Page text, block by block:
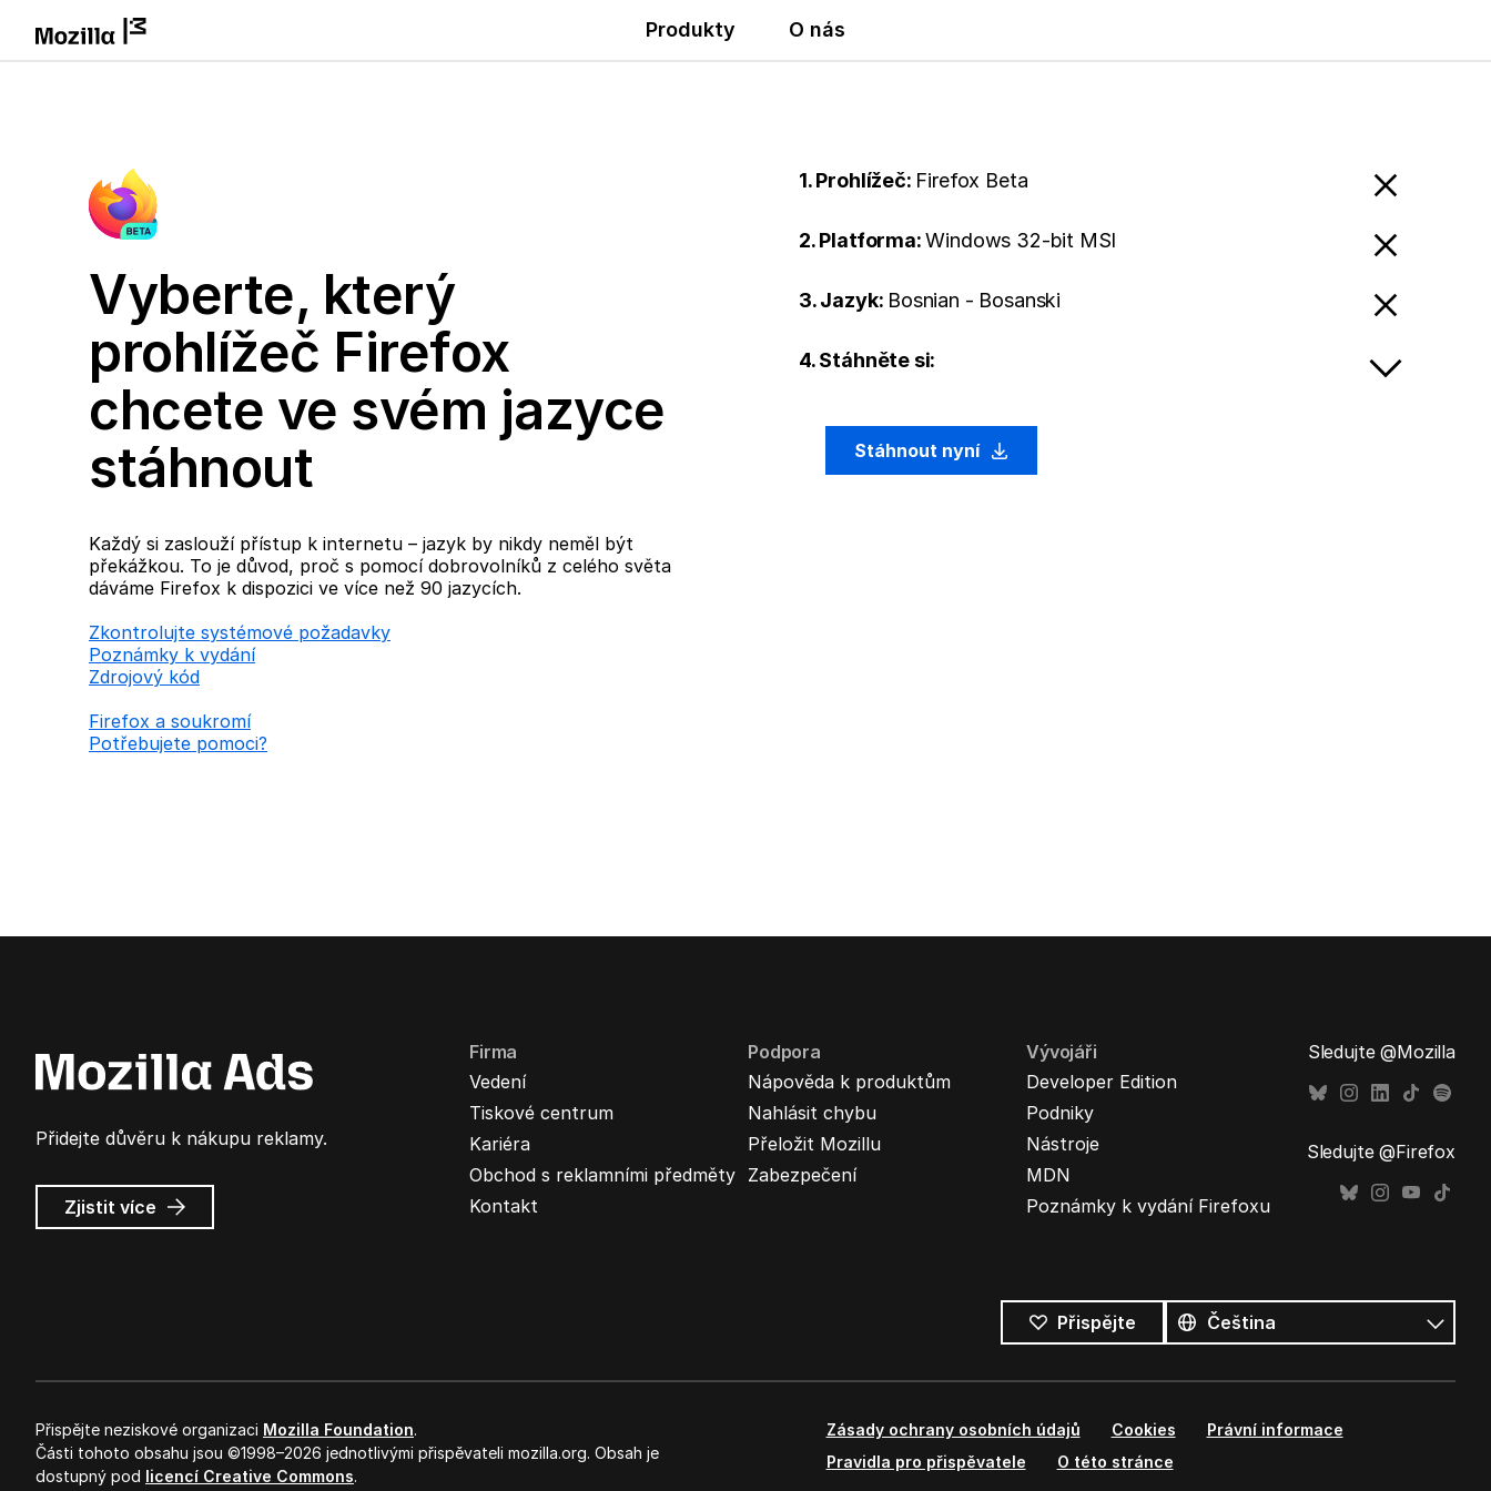
Produkty O nás
Vyberte, který
prohlížeč Firefox
chcete ve svém jazyce
stáhnout
Každý si zaslouží přístup k internetu – jazyk by nikdy neměl být
překážkou. To je důvod, proč s pomocí dobrovolníků z celého světa
dáváme Firefox k dispozici ve více než 90 jazycích.
Zkontrolujte systémové požadavky
Poznámky k vydání
Zdrojový kód
Firefox a soukromí
Potřebujete pomoci?
1. Prohlížeč: Firefox Beta
2. Platforma:Windows 32-bit MSI
3. Jazyk: Bosnian - Bosanski
4. Stáhněte si:
Stáhnout nyní
Přidejte důvěru k nákupu reklamy.
Zjistit více o
Mozilla
Firma
Vedení
Tiskové centrum
Kariéra
Obchod s reklamními předměty
Kontakt
Podpora
Nápověda k produktům
Nahlásit chybu
Přeložit Mozillu
Zabezpečení
Vývojáři
Developer Edition
Podniky
Nástroje
MDN
Poznámky k vydání Firefoxu
Sledujte @Mozilla
Sledujte @Firefox
Přispějte
jazyky
Jazyk
Přispějte neziskové organizaci Mozilla Foundation.
Části tohoto obsahu jsou ©1998–2026 jednotlivými přispěvateli mozilla.org. Obsah je
dostupný pod licencí Creative Commons.
Zásady ochrany osobních údajů Cookies
Právní informace
Pravidla pro přispěvatele
O této stránce